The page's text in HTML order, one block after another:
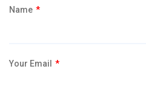
Name *
Your Email *